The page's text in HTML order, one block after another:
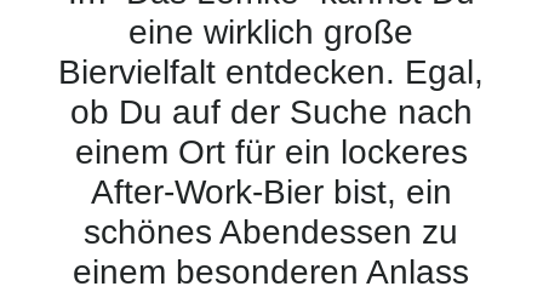
eine wirklich große
Biervielfalt entdecken. Egal,
ob Du auf der Suche nach
einem Ort für ein lockeres
After-Work-Bier bist, ein
schönes Abendessen zu
einem besonderen Anlass